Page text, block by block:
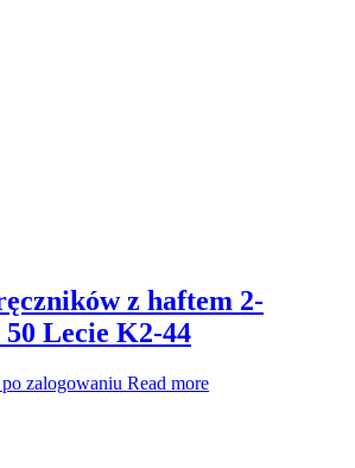
z haftem 2-
50 Lecie K2-44
zalogowaniu Read more